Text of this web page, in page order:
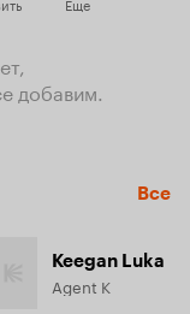
добавим.
Все
Keegan Luka
Agent K